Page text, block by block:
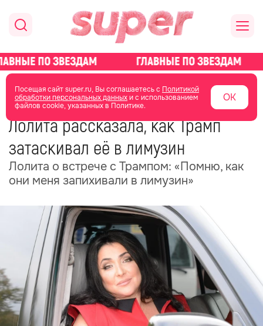
Посещая сайт super.ru, Вы соглашаетесь с Политикой
обработки персональных данныхи с использованием
файлов cookie, указанных в Политике.
ОК
главная новости о звездах новости
30 июня 2025 05:45
Лолита рассказала, как Трамп
затаскивал её в лимузин
Лолита о встрече с Трампом: «Помню, как
они меня запихивали в лимузин»